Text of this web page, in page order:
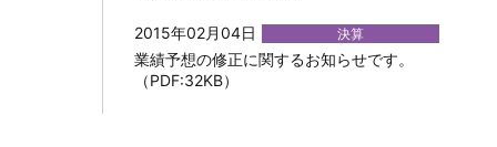
2015年02月04日 決算
業績予想の修正に関するお知らせです。
（PDF:32KB）